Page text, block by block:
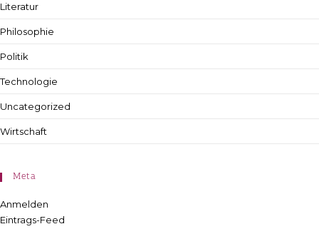
Literatur
Philosophie
Politik
Technologie
Uncategorized
Wirtschaft
Meta
Anmelden
Eintrags-Feed